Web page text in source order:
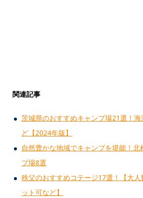
関連記事
茨城県のおすすめキャンプ場21選！
ど【2024年版】
自然豊かな地域でキャンプを堪能！
プ場8選
秩父のおすすめコテージ17選！【大
ット可など】